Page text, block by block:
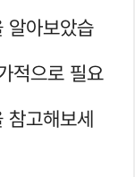
알아보았습
적으로 필요
참고해보세